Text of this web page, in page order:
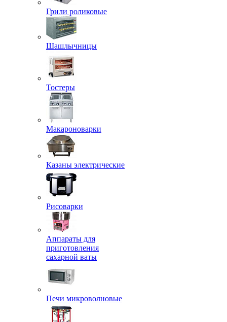
Грили роликовые
Шашлычницы
Тостеры
Макароноварки
Казаны электрические
Рисоварки
Аппараты для
приготовления
сахарной ваты
Печи микроволновые